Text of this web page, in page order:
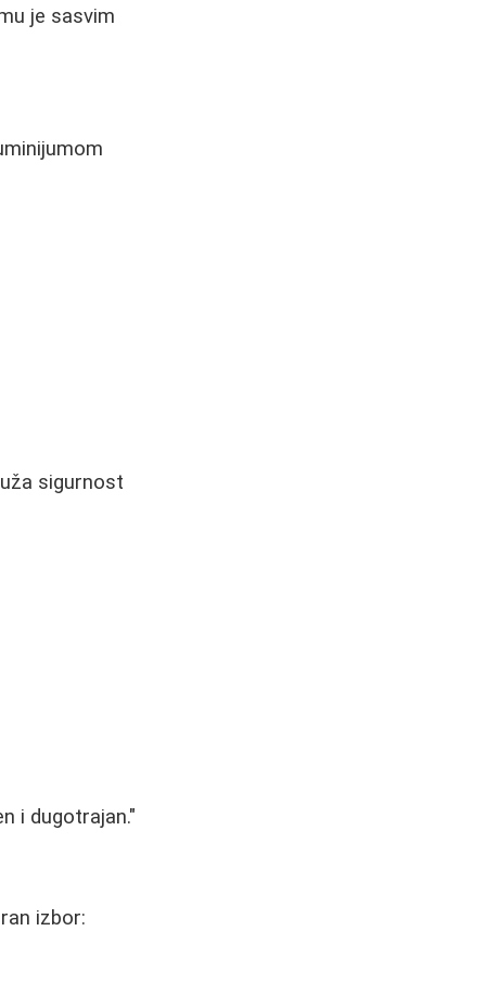
je sasvim
sigurnost
i dugotrajan."
izbor: